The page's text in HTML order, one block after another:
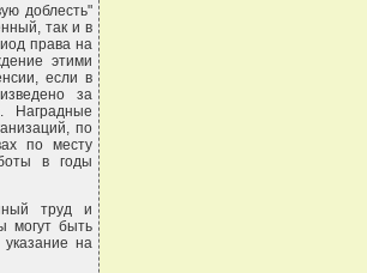
доблесть"
так и в
права на
этими
если в
за
Наградные
по
по месту
в годы
труд и
могут быть
на